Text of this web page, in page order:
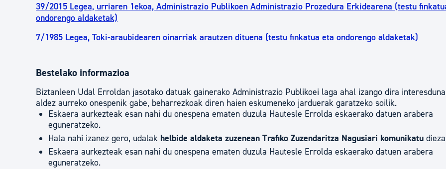
39/2015 Legea, urriaren 1ekoa, Administrazio Publikoen Administrazio Prozedura Erkidearena (testu
ondorengo aldaketak)
7/1985 Legea, Toki-araubidearen oinarriak arautzen dituena (testu finkatua eta ondorengo aldaketak)
Bestelako informazioa
Biztanleen Udal Erroldan jasotako datuak gainerako Administrazio Publikoei laga ahal izango dira
aldez aurreko onespenik gabe, beharrezkoak diren haien eskumeneko jarduerak garatzeko soilik.
Eskaera aurkezteak esan nahi du onespena ematen duzula Hautesle Errolda eskaerako datuen arabera
eguneratzeko.
Hala nahi izanez gero, udalak helbide aldaketa zuzenean Trafiko Zuzendaritza Nagusiari komunikatu
Eskaera aurkezteak esan nahi du onespena ematen duzula Hautesle Errolda eskaerako datuen arabera
eguneratzeko.